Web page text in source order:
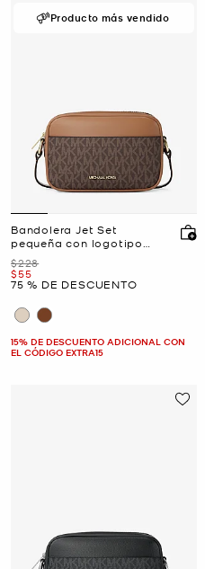
Producto más vendido
Bandolera Jet Set
pequeña con logotipo
exclusivo para cámara
Era
$228
Ahora
$55
75 % DE DESCUENTO
15% DE DESCUENTO ADICIONAL CON
EL CÓDIGO EXTRA15